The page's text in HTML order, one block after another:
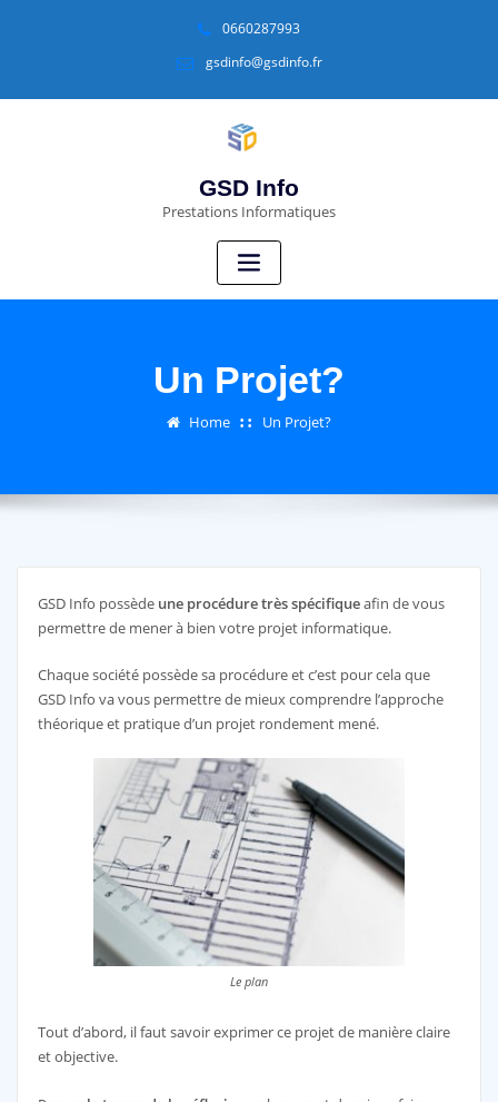
0660287993
gsdinfo@gsdinfo.fr
GSD Info
Prestations Informatiques
Un Projet?
Home Un Projet?
GSD Info possède une procédure très spécifiqueafin de vous
permettre de mener à bien votre projet informatique.
Chaque société possède sa procédure et c’est pour cela que
GSD Info va vous permettre de mieux comprendre l’approche
théorique et pratique d’un projet rondement mené.
Le plan
Tout d’abord, il faut savoir exprimer ce projet de manière claire
et objective.